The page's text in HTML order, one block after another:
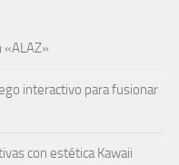
«ALAZ»
interactivo para fusionar
con estética Kawaii